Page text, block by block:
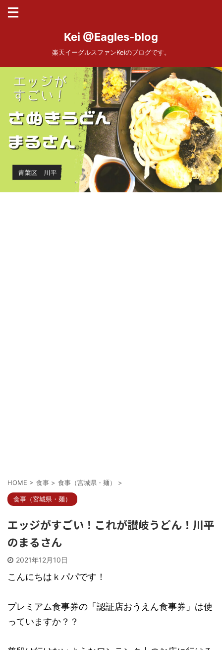
Kei @Eagles-blog
楽天イーグルスファンKeiのブログです。
HOME > 食事 > 食事（宮城県・麺） >
食事（宮城県・麺）
エッジがすごい！これが讃岐うどん！川平
のまるさん
2021年12月10日
こんにちはｋパパです！
プレミアム食事券の「認証店おうえん食事券」は使
っていますか？？